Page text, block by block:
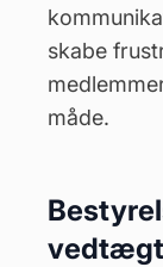
skabe
måde.